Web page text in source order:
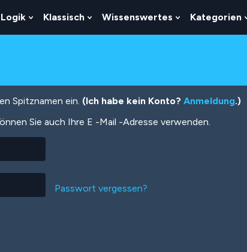
Logik
Show
Submenu
Klassisch
Show
Submenu
Wissenswertes
Show
Submenu
Kategorien
Spitznamen ein. (Ich habe kein Konto? Anmeldung.)
Sie auch Ihre E -Mail -Adresse verwenden.
Passwort vergessen?